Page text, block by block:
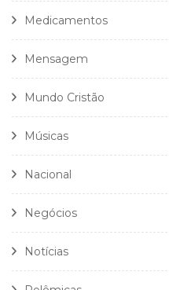
Medicamentos
Mensagem
Mundo Cristão
Músicas
Nacional
Negócios
Notícias